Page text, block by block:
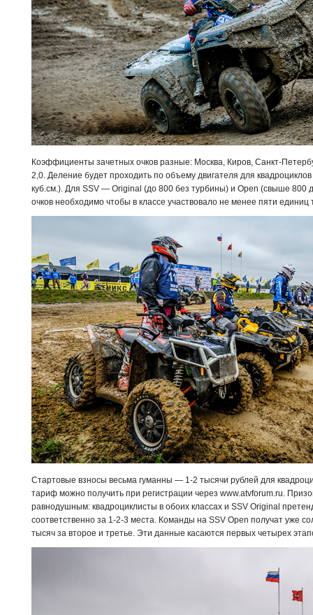
Коэффициенты зачетных очков разные: Москва, Киров, Санкт-
2,0. Деление будет проходить по объему двигателя для
куб.см.). Для SSV — Original (до 800 без турбины) и Open (свыше 800
очков необходимо чтобы в классе участвовало не менее пяти единиц
Стартовые взносы весьма гуманны — 1-2 тысячи рублей для
тариф можно получить при регистрации через www.atvforum.ru.
равнодушным: квадроциклисты в обоих классах и SSV Original
соответственно за 1-2-3 места. Команды на SSV Open получат уже
тысяч за второе и третье. Эти данные касаются первых четырех